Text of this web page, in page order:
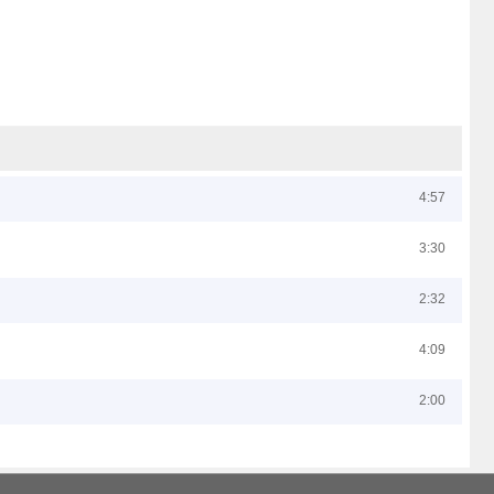
4:57
3:30
2:32
4:09
2:00